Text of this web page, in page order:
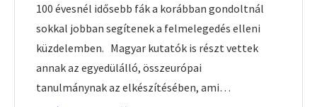
100 évesnél idősebb fák a korábban gondoltnál
sokkal jobban segítenek a felmelegedés elleni
küzdelemben. Magyar kutatók is részt vettek
annak az egyedülálló, összeurópai
tanulmánynak az elkészítésében, ami…